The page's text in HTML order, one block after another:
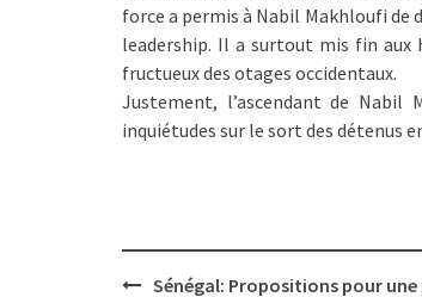
force a permis à Nabil Makhloufi de
leadership. Il a surtout mis fin aux
fructueux des otages occidentaux.
Justement, l’ascendant de Nabil
inquiétudes sur le sort des détenus
PostSénégal: Propositions pour une